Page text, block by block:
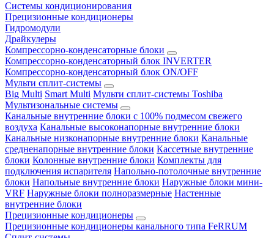
Системы кондиционирования
Прецизионные кондиционеры
Гидромодули
Драйкулеры
Компрессорно-конденсаторные блоки
Компрессорно-конденсаторный блок INVERTER
Компрессорно-конденсаторный блок ON/OFF
Мульти сплит-системы
Big Multi Smart Multi Мульти сплит-системы Toshiba
Мультизональные системы
Канальные внутренние блоки с 100% подмесом свежего
воздуха Канальные высоконапорные внутренние блоки
Канальные низконапорные внутренние блоки Канальные
средненапорные внутренние блоки Кассетные внутренние
блоки Колонные внутренние блоки Комплекты для
подключения испарителя Напольно-потолочные внутренние
блоки Напольные внутренние блоки Наружные блоки мини-
VRF Наружные блоки полноразмерные Настенные
внутренние блоки
Прецизионные кондиционеры
Прецизионные кондиционеры канального типа FeRRUM